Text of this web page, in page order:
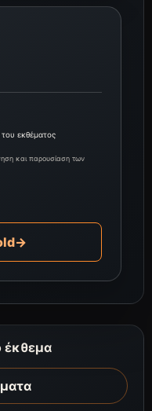
εκθέματος
και παρουσίαση των
→
έκθεμα